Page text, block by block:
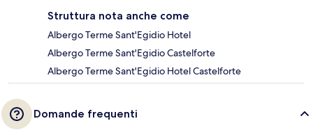
Struttura nota anche come
Albergo Terme Sant'Egidio Hotel
Albergo Terme Sant'Egidio Castelforte
Albergo Terme Sant'Egidio Hotel Castelforte
Domande frequenti